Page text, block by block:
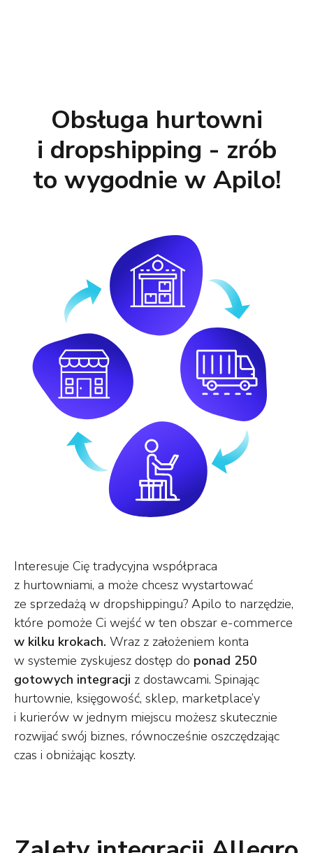
Obsługa hurtowni
i dropshipping - zrób
to wygodnie w Apilo!
Interesuje Cię tradycyjna współpraca
z hurtowniami, a może chcesz wystartować
ze sprzedażą w dropshippingu? Apilo to narzędzie,
które pomoże Ci wejść w ten obszar e-commerce
w kilku krokach. Wraz z założeniem konta
w systemie zyskujesz dostęp do ponad 250
gotowych integracji z dostawcami. Spinając
hurtownie, księgowość, sklep, marketplace’y
i kurierów w jednym miejscu możesz skutecznie
rozwijać swój biznes, równocześnie oszczędzając
czas i obniżając koszty.